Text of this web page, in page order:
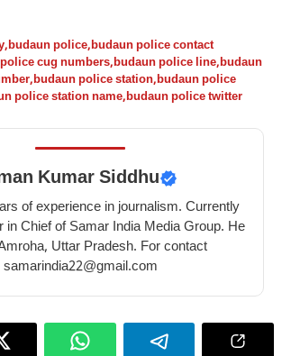
,budaun police,budaun police contact
cug numbers,budaun police line,budaun
,budaun police station,budaun police
police station name,budaun police twitter
Kumar Siddhu
of experience in journalism. Currently
in Chief of Samar India Media Group. He
Uttar Pradesh. For contact
samarindia22@gmail.com